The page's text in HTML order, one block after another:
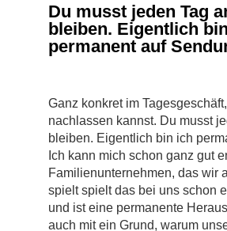
Du musst jeden Tag
bleiben. Eigentlich
permanent auf
Ganz konkret im
nachlassen kannst. Du musst
bleiben. Eigentlich bin ich
Ich kann mich schon ganz gut
Familienunternehmen, das wir
spielt spielt das bei uns schon
und ist eine permanente
auch mit ein Grund, warum